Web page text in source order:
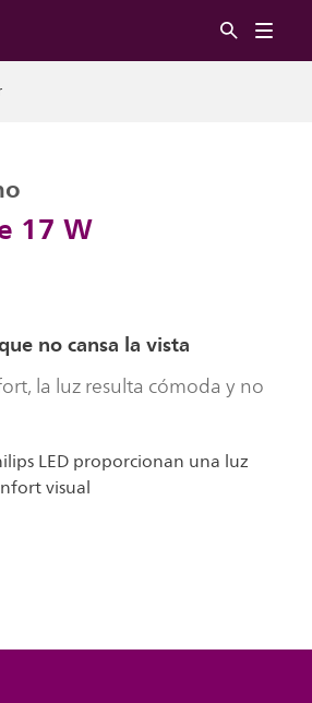
17 W
no cansa la vista
la luz resulta cómoda y no
LED proporcionan una luz
visual